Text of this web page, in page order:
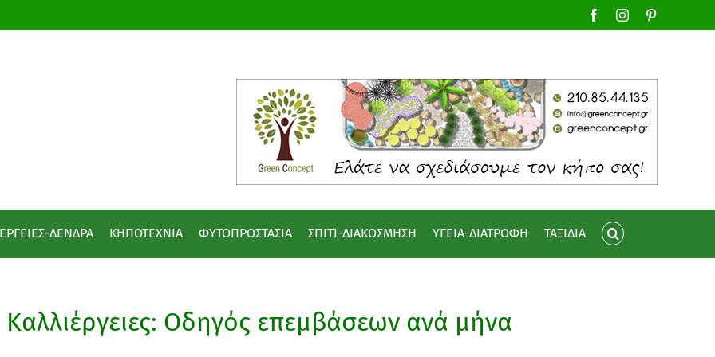
FacebookInstagram
ΔΕΝΔΡΑ ΚΗΠΟΤΕΧΝΙΑ ΦΥΤΟΠΡΟΣΤΑΣΙΑ ΣΠΙΤΙ-ΔΙΑΚΟΣΜΗΣΗ ΥΓΕΙΑ-ΔΙΑΤΡΟΦΗ ΤΑΞΙΔΙΑ
Καλλιέργειες: Οδηγός επεμβάσεων ανά μήνα